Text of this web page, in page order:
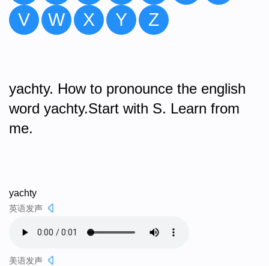
V
W X Y Z
yachty. How to pronounce the english
word yachty.Start with S. Learn from
me.
yachty
英语发声
美语发声